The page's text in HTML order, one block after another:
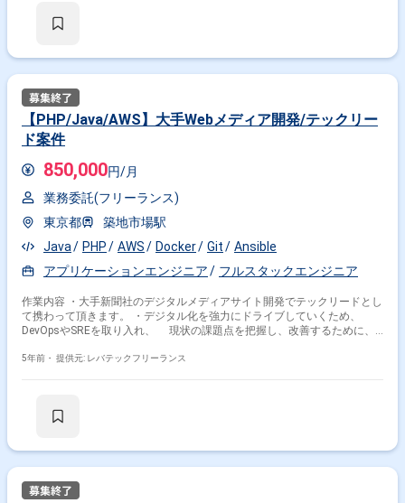
【PHP/Java/AWS】大手Webメディア開発/テックリー
ド案件
850,000円/月
業務委託(フリーランス)
東京都
築地市場駅
Java
PHP AWS Docker Git
Ansible
アプリケーションエンジニア
フルスタックエンジニア
作業内容 ・大手新聞社のデジタルメディアサイト開発でテックリードとし
て携わって頂きます。 ・デジタル化を強力にドライブしていくため、
DevOpsやSREを取り入れ、 現状の課題点を把握し、改善するために、
よび進捗状況により変動いたします。
5年前・ 提供元: レバテックフリーランス
SRE